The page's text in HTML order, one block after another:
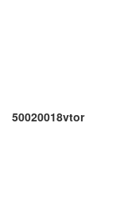
50020018vtor